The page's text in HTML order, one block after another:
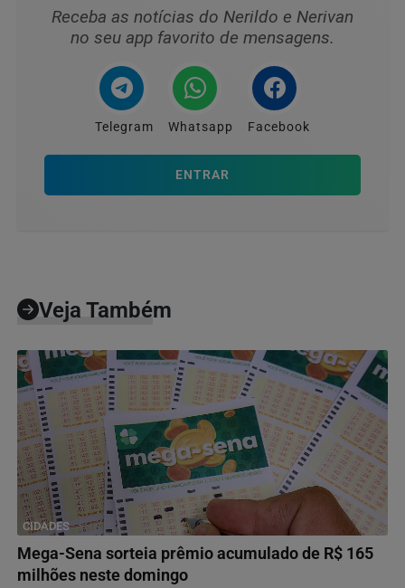
Receba as notícias do Nerildo e Nerivan
no seu app favorito de mensagens.
Telegram Whatsapp Facebook
ENTRAR
Veja Também
CIDADES
Mega-Sena sorteia prêmio acumulado de R$ 165
milhões neste domingo